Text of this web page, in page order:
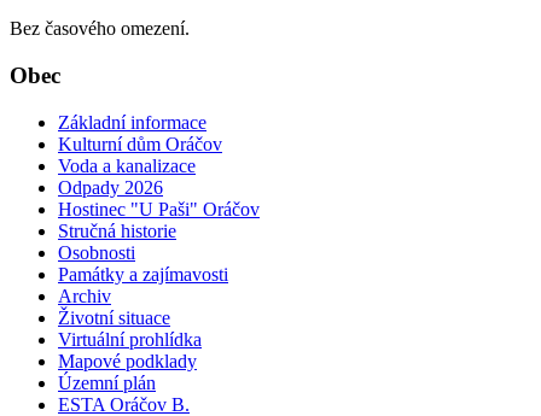
Bez časového omezení.
Obec
Základní informace
Kulturní dům Oráčov
Voda a kanalizace
Odpady 2026
Hostinec "U Paši" Oráčov
Stručná historie
Osobnosti
Památky a zajímavosti
Archiv
Životní situace
Virtuální prohlídka
Mapové podklady
Územní plán
ESTA Oráčov B.